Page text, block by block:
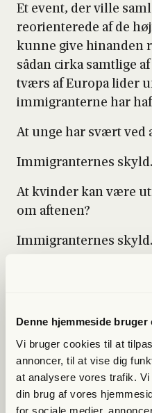
Denne hjemmeside bruger
Vi bruger cookies til at
annoncer, til at vise dig
at analysere vores trafik.
din brug af vores
for sociale medier,
Et event, der vil­le
re­o­ri­en­te­re­de af de
kun­ne give hin­an­den
sådan cir­ka samt­li­ge
tværs af Euro­pa lider
immi­gran­ter­ne har
At unge har svært ved
Immi­gran­ter­nes skyld.
At kvin­der kan være
om afte­nen?
Immi­gran­ter­nes skyld.
For at illu­stre­re dis­se
te­ret en ræk­ke
influ­en­ce­re og
den 30. maj skul­le på
publi­kum bestå­en­de